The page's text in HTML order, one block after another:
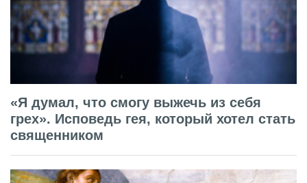
«Я думал, что смогу выжечь из себя
грех». Исповедь гея, который хотел стать
священником